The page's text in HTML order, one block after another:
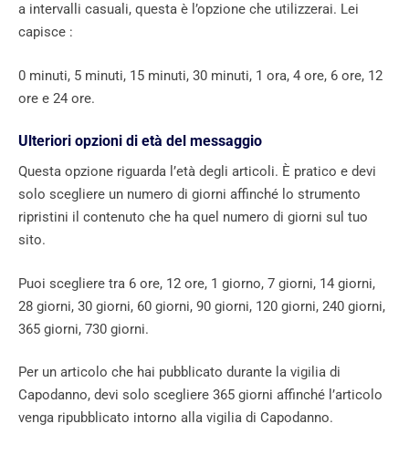
a intervalli casuali, questa è l’opzione che utilizzerai. Lei
capisce :
0 minuti, 5 minuti, 15 minuti, 30 minuti, 1 ora, 4 ore, 6 ore, 12
ore e 24 ore.
Ulteriori opzioni di età del messaggio
Questa opzione riguarda l’età degli articoli. È pratico e devi
solo scegliere un numero di giorni affinché lo strumento
ripristini il contenuto che ha quel numero di giorni sul tuo
sito.
Puoi scegliere tra 6 ore, 12 ore, 1 giorno, 7 giorni, 14 giorni,
28 giorni, 30 giorni, 60 giorni, 90 giorni, 120 giorni, 240 giorni,
365 giorni, 730 giorni.
Per un articolo che hai pubblicato durante la vigilia di
Capodanno, devi solo scegliere 365 giorni affinché l’articolo
venga ripubblicato intorno alla vigilia di Capodanno.